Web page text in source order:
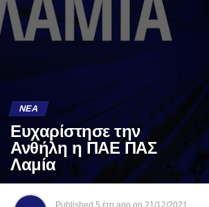
ΝΈΑ
Ευχαρίστησε την
Ανθήλη η ΠΑΕ ΠΑΣ
Λαμία
Published 5 έτη ago on 21/12/2021